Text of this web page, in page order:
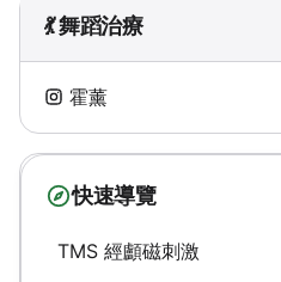
💃 舞蹈治療
霍薰
快速導覽
TMS 經顱磁刺激